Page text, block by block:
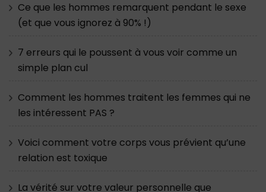
Ce que les hommes remarquent pendant le sexe
(et que vous ignorez à 90% !)
7 erreurs qui le poussent à vous voir comme un
simple plan cul
Comment les hommes traitent les femmes qui ne
les intéressent PAS ?
Voici comment votre corps vous prévient qu’une
relation est toxique
La vérité sur votre valeur personnelle que